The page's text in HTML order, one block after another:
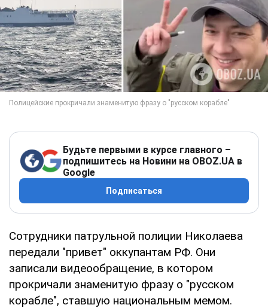
Будьте первыми в курсе главного –
подпишитесь на Новини на OBOZ.UA в
Google
Подписаться
Сотрудники патрульной полиции Николаева
передали "привет" оккупантам РФ. Они
записали видеообращение, в котором
прокричали знаменитую фразу о "русском
корабле", ставшую национальным мемом.